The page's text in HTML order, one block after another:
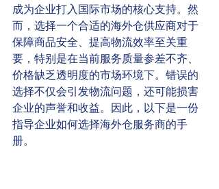
成为企业打入国际市场的核心支持。然
而，选择一个合适的海外仓供应商对于
保障商品安全、提高物流效率至关重
要，特别是在当前服务质量参差不齐、
价格缺乏透明度的市场环境下。错误的
选择不仅会引发物流问题，还可能损害
企业的声誉和收益。因此，以下是一份
指导企业如何选择海外仓服务商的手
册。